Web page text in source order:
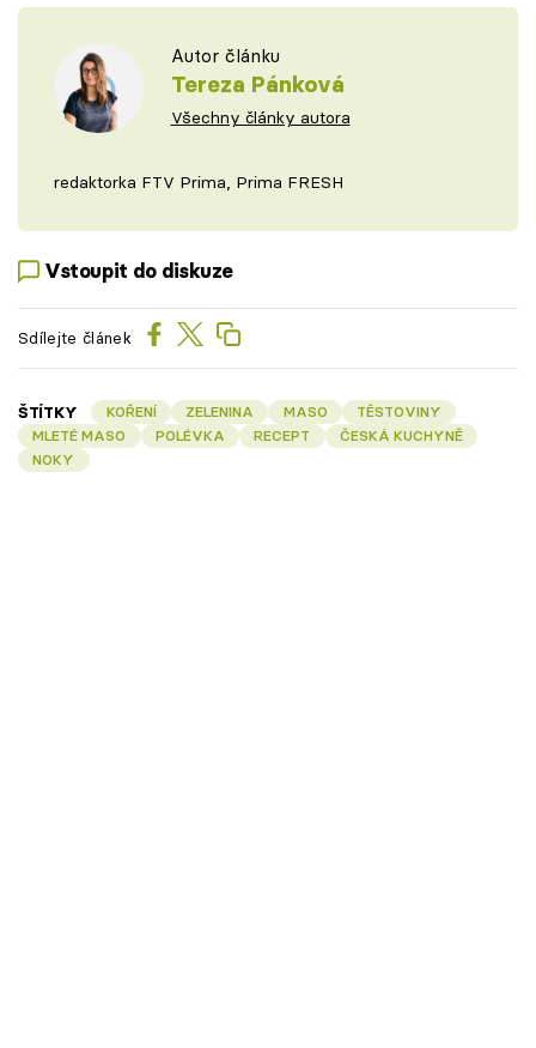
Autor článku
Tereza Pánková
Všechny články autora
redaktorka FTV Prima, Prima FRESH
Vstoupit do diskuze
Sdílejte článek
ŠTÍTKY KOŘENÍ ZELENINA MASO
TĚSTOVINY
MLETÉ MASO
POLÉVKA RECEPT
ČESKÁ KUCHYNĚ
NOKY